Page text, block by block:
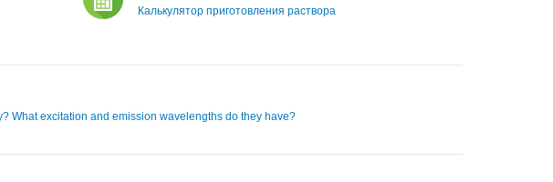
Калькулятор приготовления раствора
What excitation and emission wavelengths do they have?